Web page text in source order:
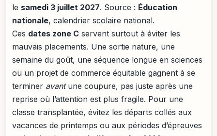
le samedi 3 juillet 2027. Source : Éducation
nationale, calendrier scolaire national.
Ces dates zone C servent surtout à éviter les
mauvais placements. Une sortie nature, une
semaine du goût, une séquence longue en sciences
ou un projet de commerce équitable gagnent à se
terminer avantune coupure, pas juste après une
reprise où l’attention est plus fragile. Pour une
classe transplantée, évitez les départs collés aux
vacances de printemps ou aux périodes d’épreuves